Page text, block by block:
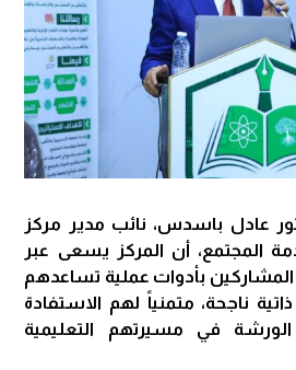
عادل باسدس، نائب مدير مركز
المجتمع، أن المركز يسعى عبر
المشاركين بأدوات عملية تساعدهم
ناجحة، متمنياً لهم الاستفادة
في مسيرتهم التعليمية